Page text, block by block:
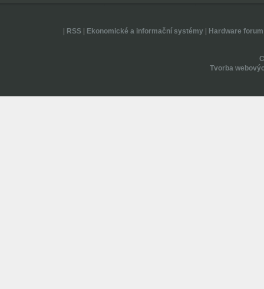
RSS| Ekonomické a informační systémy| Hardware forum
Tvorba